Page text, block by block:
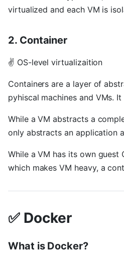
virtualized and each VM is
2. Container
✌ OS-level virtualizaition
Containers are a layer of
pyhiscal machines and VMs.
While a VM abstracts a
only abstracts an application
While a VM has its own guest
which makes VM heavy, a
✅ Docker
What is Docker?